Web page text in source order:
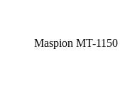
Maspion MT-